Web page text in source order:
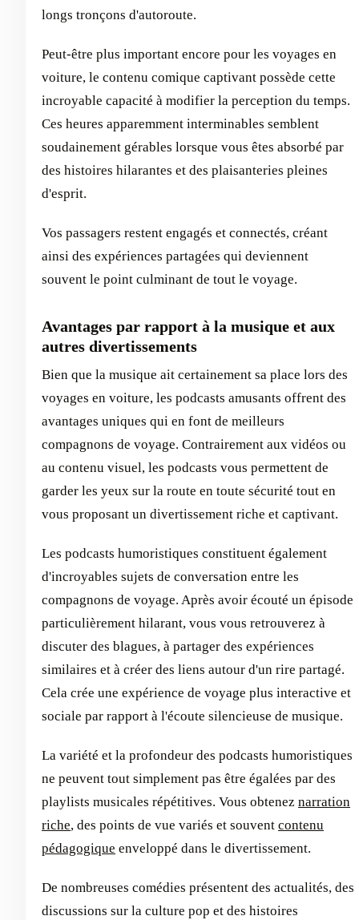
longs tronçons d'autoroute.
Peut-être plus important encore pour les voyages en
voiture, le contenu comique captivant possède cette
incroyable capacité à modifier la perception du temps.
Ces heures apparemment interminables semblent
soudainement gérables lorsque vous êtes absorbé par
des histoires hilarantes et des plaisanteries pleines
d'esprit.
Vos passagers restent engagés et connectés, créant
ainsi des expériences partagées qui deviennent
souvent le point culminant de tout le voyage.
Avantages par rapport à la musique et aux
autres divertissements
Bien que la musique ait certainement sa place lors des
voyages en voiture, les podcasts amusants offrent des
avantages uniques qui en font de meilleurs
compagnons de voyage. Contrairement aux vidéos ou
au contenu visuel, les podcasts vous permettent de
garder les yeux sur la route en toute sécurité tout en
vous proposant un divertissement riche et captivant.
Les podcasts humoristiques constituent également
d'incroyables sujets de conversation entre les
compagnons de voyage. Après avoir écouté un épisode
particulièrement hilarant, vous vous retrouverez à
discuter des blagues, à partager des expériences
similaires et à créer des liens autour d'un rire partagé.
Cela crée une expérience de voyage plus interactive et
sociale par rapport à l'écoute silencieuse de musique.
La variété et la profondeur des podcasts humoristiques
ne peuvent tout simplement pas être égalées par des
playlists musicales répétitives. Vous obtenez narration
riche, des points de vue variés et souvent contenu
pédagogique enveloppé dans le divertissement.
De nombreuses comédies présentent des actualités, des
discussions sur la culture pop et des histoires